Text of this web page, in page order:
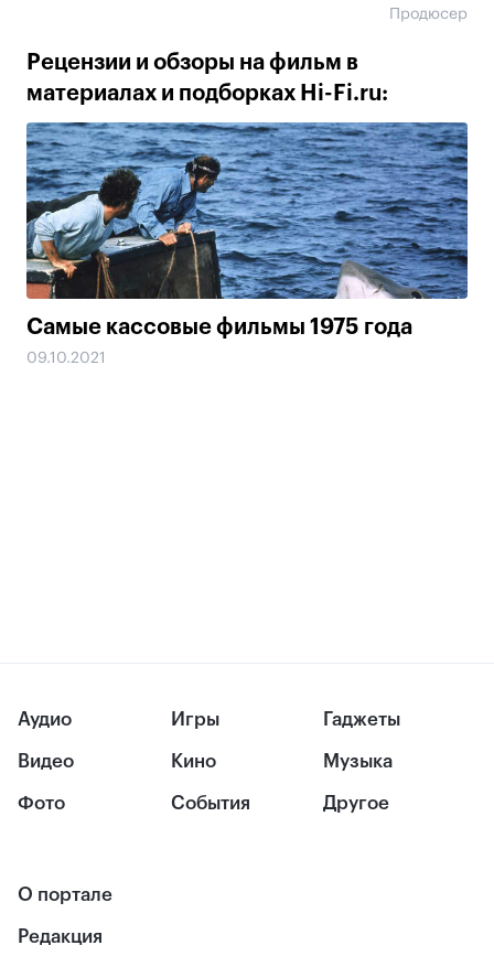
Продюсер
Рецензии и обзоры на фильм в
материалах и подборках Hi-Fi.ru:
Самые кассовые фильмы 1975 года
09.10.2021
Аудио
Видео
Фото
Игры
Кино
События
Гаджеты
Музыка
Другое
О портале
Редакция